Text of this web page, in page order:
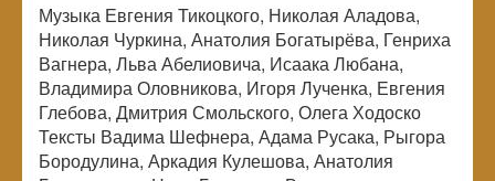
Музыка Евгения Тикоцкого, Николая Аладова,
Николая Чуркина, Анатолия Богатырёва, Генриха
Вагнера, Льва Абелиовича, Исаака Любана,
Владимира Оловникова, Игоря Лученка, Евгения
Глебова, Дмитрия Смольского, Олега Ходоско
Тексты Вадима Шефнера, Адама Русака, Рыгора
Бородулина, Аркадия Кулешова, Анатолия